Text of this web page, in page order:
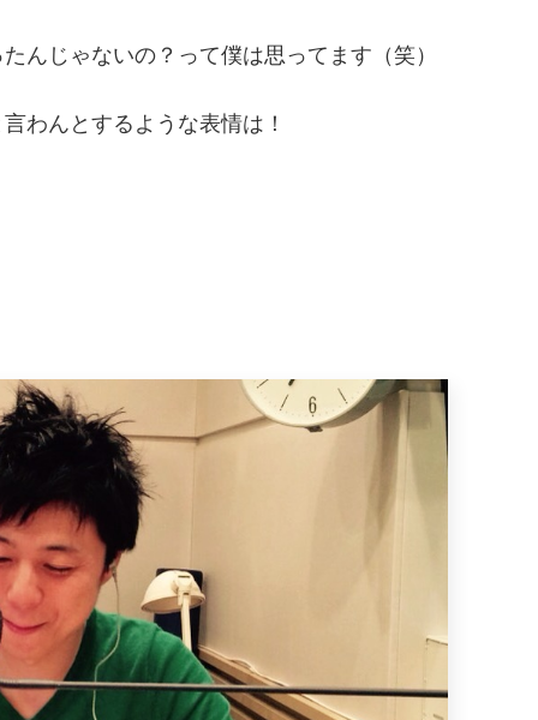
んじゃないの？って僕は思ってます（笑）
わんとするような表情は！